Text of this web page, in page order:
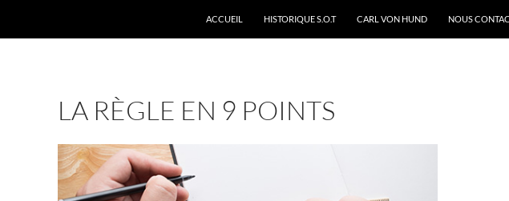
ACCUEIL HISTORIQUE S.O.T CARL VON HUND NOUS
LA RÈGLE EN 9 POINTS